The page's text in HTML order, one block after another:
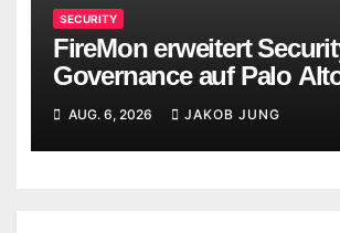
SECURITY
FireMon erweitert
Governance auf Palo
Networks Strata Cloud
AUG. 6, 2026 JAKOB JUNG